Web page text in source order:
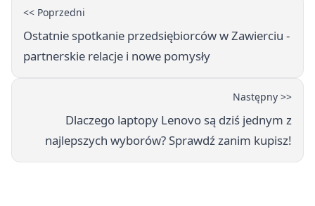
<< Poprzedni
Ostatnie spotkanie przedsiębiorców w Zawierciu -
partnerskie relacje i nowe pomysły
Następny >>
Dlaczego laptopy Lenovo są dziś jednym z
najlepszych wyborów? Sprawdź zanim kupisz!